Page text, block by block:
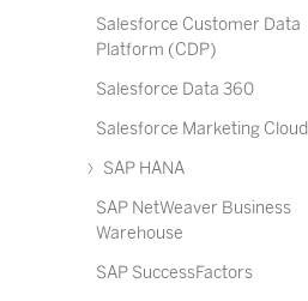
Salesforce Customer Data
Platform (CDP)
Salesforce Data 360
Salesforce Marketing Cloud
SAP HANA
SAP NetWeaver Business
Warehouse
SAP SuccessFactors